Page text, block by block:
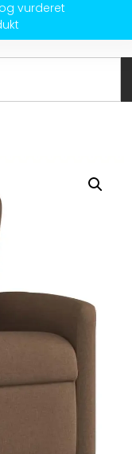
vurderet